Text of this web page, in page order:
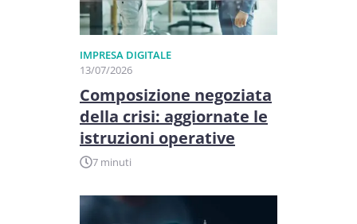
IMPRESA DIGITALE
13/07/2026
Composizione negoziata
della crisi: aggiornate le
istruzioni operative
7 minuti